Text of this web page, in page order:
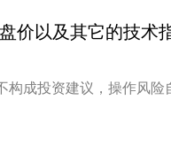
以及其它的技术
成投资建议，操作风险